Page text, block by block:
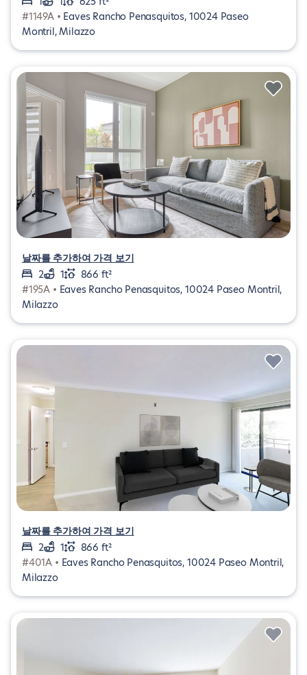
#1149A • Eaves Rancho Penasquitos, 10024 Paseo
Montril, Milazzo
날짜를 추가하여 가격 보기
2
1
866 ft²
#195A • Eaves Rancho Penasquitos, 10024 Paseo Montril,
Milazzo
날짜를 추가하여 가격 보기
2
1
866 ft²
#401A • Eaves Rancho Penasquitos, 10024 Paseo Montril,
Milazzo